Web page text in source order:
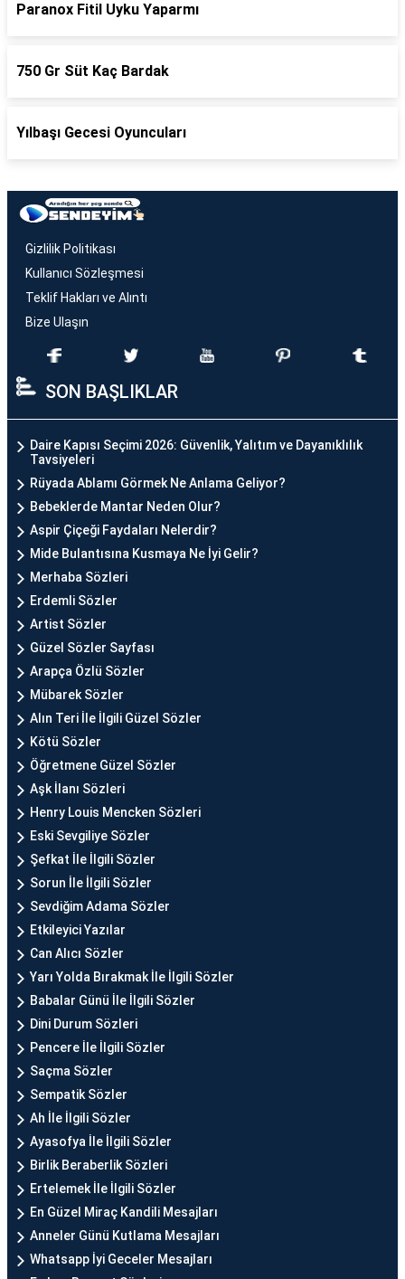
Paranox Fitil Uyku Yaparmı
750 Gr Süt Kaç Bardak
Yılbaşı Gecesi Oyuncuları
Gizlilik Politikası
Kullanıcı Sözleşmesi
Teklif Hakları ve Alıntı
Bize Ulaşın
SON BAŞLIKLAR
Daire Kapısı Seçimi 2026: Güvenlik, Yalıtım ve Dayanıklılık
Tavsiyeleri
Rüyada Ablamı Görmek Ne Anlama Geliyor?
Bebeklerde Mantar Neden Olur?
Aspir Çiçeği Faydaları Nelerdir?
Mide Bulantısına Kusmaya Ne İyi Gelir?
Merhaba Sözleri
Erdemli Sözler
Artist Sözler
Güzel Sözler Sayfası
Arapça Özlü Sözler
Mübarek Sözler
Alın Teri İle İlgili Güzel Sözler
Kötü Sözler
Öğretmene Güzel Sözler
Aşk İlanı Sözleri
Henry Louis Mencken Sözleri
Eski Sevgiliye Sözler
Şefkat İle İlgili Sözler
Sorun İle İlgili Sözler
Sevdiğim Adama Sözler
Etkileyici Yazılar
Can Alıcı Sözler
Yarı Yolda Bırakmak İle İlgili Sözler
Babalar Günü İle İlgili Sözler
Dini Durum Sözleri
Pencere İle İlgili Sözler
Saçma Sözler
Sempatik Sözler
Ah İle İlgili Sözler
Ayasofya İle İlgili Sözler
Birlik Beraberlik Sözleri
Ertelemek İle İlgili Sözler
En Güzel Miraç Kandili Mesajları
Anneler Günü Kutlama Mesajları
Whatsapp İyi Geceler Mesajları